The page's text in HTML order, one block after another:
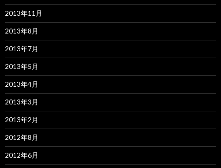
2013年11月
2013年8月
2013年7月
2013年5月
2013年4月
2013年3月
2013年2月
2012年8月
2012年6月